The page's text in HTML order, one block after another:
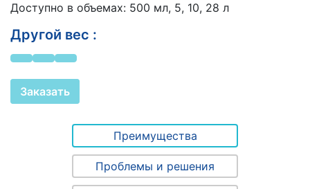
Доступно в объемах: 500 мл, 5, 10, 28 л
Другой вес :
Заказать
Преимущества
Проблемы и решения